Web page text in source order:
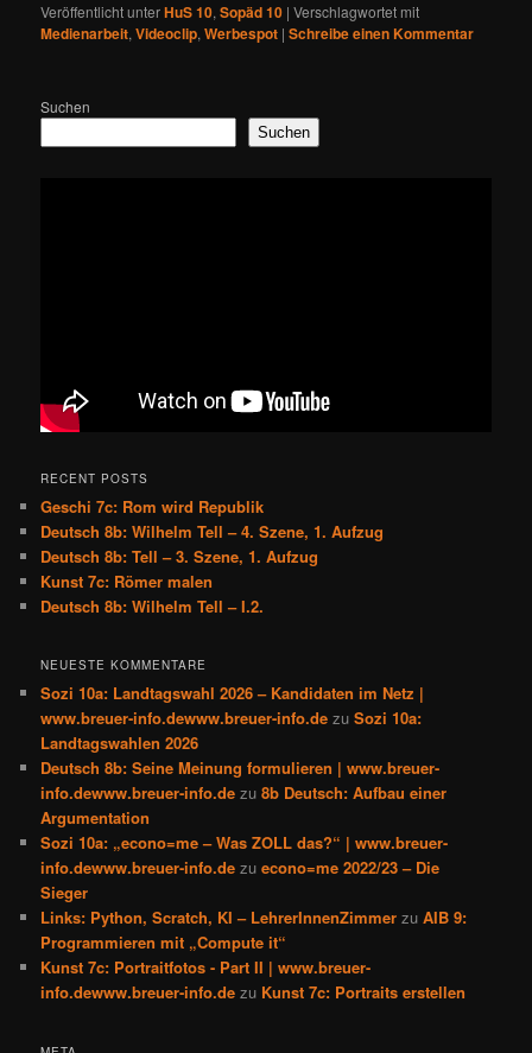
Veröffentlicht unterHuS 10,Sopäd 10 |Verschlagwortet mit
Medienarbeit,Videoclip,Werbespot |Schreibe einen Kommentar
Suchen
Suchen
RECENT POSTS
Geschi 7c: Rom wird Republik
Deutsch 8b: Wilhelm Tell – 4. Szene, 1. Aufzug
Deutsch 8b: Tell – 3. Szene, 1. Aufzug
Kunst 7c: Römer malen
Deutsch 8b: Wilhelm Tell – I.2.
NEUESTE KOMMENTARE
Sozi 10a: Landtagswahl 2026 – Kandidaten im Netz |
www.breuer-info.dewww.breuer-info.de zuSozi 10a:
Landtagswahlen 2026
Deutsch 8b: Seine Meinung formulieren | www.breuer-
info.dewww.breuer-info.de zu8b Deutsch: Aufbau einer
Argumentation
Sozi 10a: „econo=me – Was ZOLL das?“ | www.breuer-
info.dewww.breuer-info.de zuecono=me 2022/23 – Die
Sieger
Links: Python, Scratch, KI – LehrerInnenZimmer zuAIB 9:
Programmieren mit „Compute it“
Kunst 7c: Portraitfotos - Part II | www.breuer-
info.dewww.breuer-info.de zu Kunst 7c: Portraits erstellen